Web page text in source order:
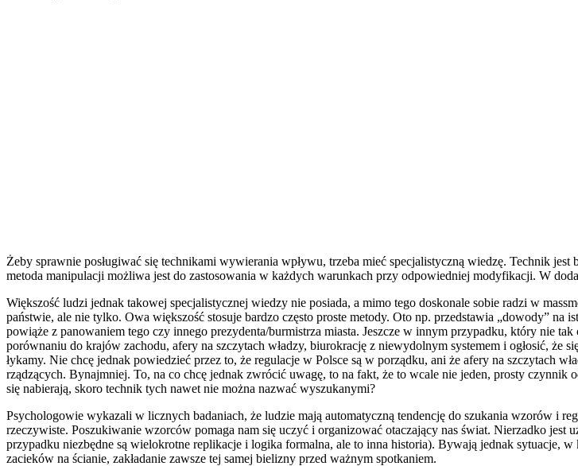
Żeby sprawnie posługiwać się technikami wywierania wpływu, trzeba mieć specjalistyczną wiedzę. Technik
metoda manipulacji możliwa jest do zastosowania w każdych warunkach przy odpowiedniej modyfikacji. W
Większość ludzi jednak takowej specjalistycznej wiedzy nie posiada, a mimo tego doskonale sobie radzi w
państwie, ale nie tylko. Owa większość stosuje bardzo często proste metody. Oto np. przedstawia „dowody”
powiąże z panowaniem tego czy innego prezydenta/burmistrza miasta. Jeszcze w innym przypadku, który nie
porównaniu do krajów zachodu, afery na szczytach władzy, biurokrację z niewydolnym systemem i ogłosić, że
łykamy. Nie chcę jednak powiedzieć przez to, że regulacje w Polsce są w porządku, ani że afery na szczytach
rządzących. Bynajmniej. To, na co chcę jednak zwrócić uwagę, to na fakt, że to wcale nie jeden, prosty
się nabierają, skoro technik tych nawet nie można nazwać wyszukanymi?
Psychologowie wykazali w licznych badaniach, że ludzie mają automatyczną tendencję do szukania wzorów i
rzeczywiste. Poszukiwanie wzorców pomaga nam się uczyć i organizować otaczający nas świat. Nierzadko
przypadku niezbędne są wielokrotne replikacje i logika formalna, ale to inna historia). Bywają jednak sytuacje,
zacieków na ścianie, zakładanie zawsze tej samej bielizny przed ważnym spotkaniem.